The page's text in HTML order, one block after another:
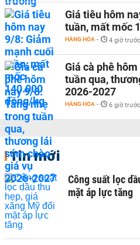
Giá tiêu hôm
tuần, mất mốc
HÀNG HÓA - 4 giờ trước
Giá cà phê
tuần qua,
2026-2027
HÀNG HÓA - 6 giờ trước
Tin mới
Công suất lọc
mặt áp lực tăng